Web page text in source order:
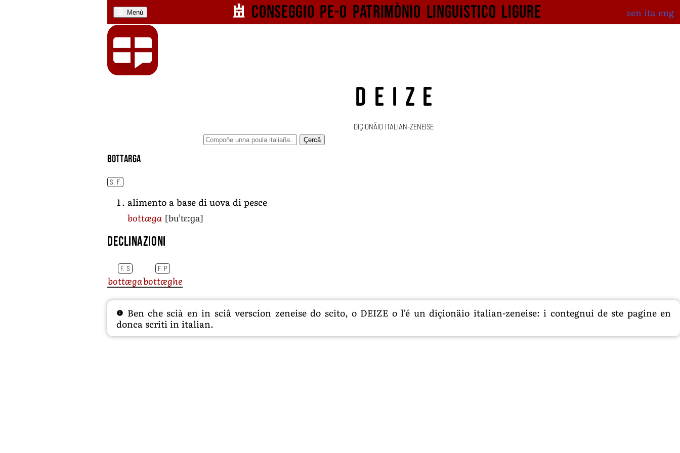
Menù Conseggio pe-o patrimònio linguistico ligure zen ita eng
DEIZE
DIÇIONÄIO ITALIAN-ZENEISE
Çercâ
bottarga
S. F.
alimento a base di uova di pesce
bottæga [buˈtɛːɡa]
Declinazioni
F. S F. P
bottægabottæghe
Ben che scià en in sciâ verscion zeneise do scito, o DEIZE o l’é un diçionäio italian-zeneise: i contegnui de ste pagine en
donca scriti in italian.